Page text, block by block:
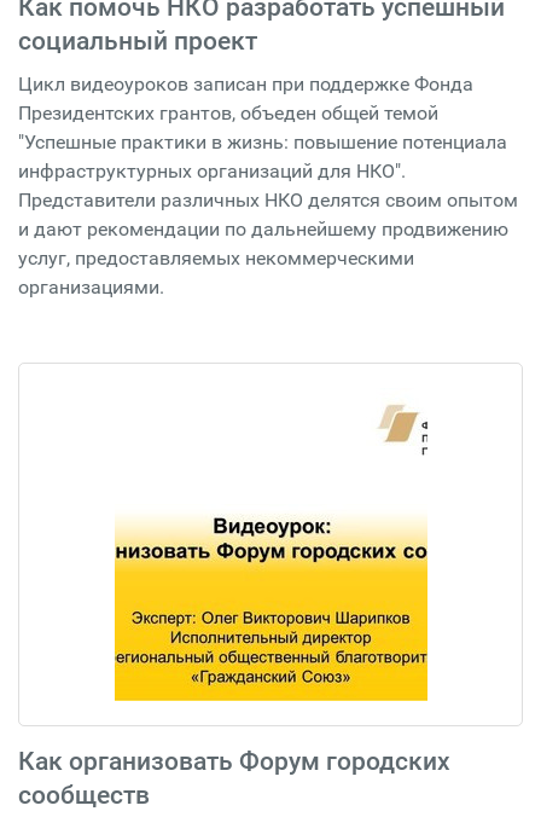
Как помочь НКО разработать успешный
социальный проект
Цикл видеоуроков записан при поддержке Фонда
Президентских грантов, объеден общей темой
"Успешные практики в жизнь: повышение потенциала
инфраструктурных организаций для НКО".
Представители различных НКО делятся своим опытом
и дают рекомендации по дальнейшему продвижению
услуг, предоставляемых некоммерческими
организациями.
Как организовать Форум городских
сообществ